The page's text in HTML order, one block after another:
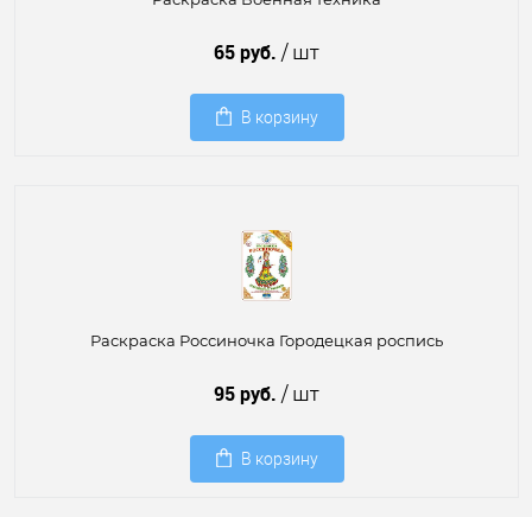
65 руб. / шт
В корзину
Раскраска Россиночка Городецкая роспись
95 руб. / шт
В корзину